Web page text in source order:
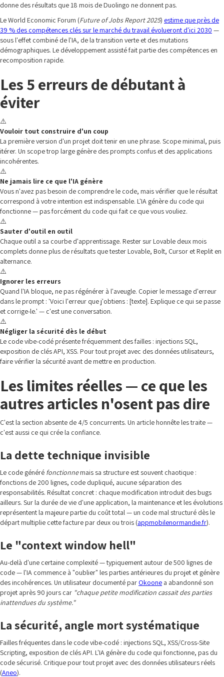
donne des résultats que 18 mois de Duolingo ne donnent pas.
Le World Economic Forum (Future of Jobs Report 2025) estime que près de
39 % des compétences clés sur le marché du travail évolueront d'ici 2030 —
sous l'effet combiné de l'IA, de la transition verte et des mutations
démographiques. Le développement assisté fait partie des compétences en
recomposition rapide.
Les 5 erreurs de débutant à
éviter
⚠️
Vouloir tout construire d'un coup
La première version d'un projet doit tenir en une phrase. Scope minimal, puis
itérer. Un scope trop large génère des prompts confus et des applications
incohérentes.
⚠️
Ne jamais lire ce que l'IA génère
Vous n'avez pas besoin de comprendre le code, mais vérifier que le résultat
correspond à votre intention est indispensable. L'IA génère du code qui
fonctionne — pas forcément du code qui fait ce que vous vouliez.
⚠️
Sauter d'outil en outil
Chaque outil a sa courbe d'apprentissage. Rester sur Lovable deux mois
complets donne plus de résultats que tester Lovable, Bolt, Cursor et Replit en
alternance.
⚠️
Ignorer les erreurs
Quand l'IA bloque, ne pas régénérer à l'aveugle. Copier le message d'erreur
dans le prompt : 'Voici l'erreur que j'obtiens : [texte]. Explique ce qui se passe
et corrige-le.' — c'est une conversation.
⚠️
Négliger la sécurité dès le début
Le code vibe-codé présente fréquemment des failles : injections SQL,
exposition de clés API, XSS. Pour tout projet avec des données utilisateurs,
faire vérifier la sécurité avant de mettre en production.
Les limites réelles — ce que les
autres articles n'osent pas dire
C'est la section absente de 4/5 concurrents. Un article honnête les traite —
c'est aussi ce qui crée la confiance.
La dette technique invisible
Le code généré fonctionnemais sa structure est souvent chaotique :
fonctions de 200 lignes, code dupliqué, aucune séparation des
responsabilités. Résultat concret : chaque modification introduit des bugs
ailleurs. Sur la durée de vie d'une application, la maintenance et les évolutions
représentent la majeure partie du coût total — un code mal structuré dès le
départ multiplie cette facture par deux ou trois (appmobilenormandie.fr).
Le "context window hell"
Au-delà d'une certaine complexité — typiquement autour de 500 lignes de
code — l'IA commence à "oublier" les parties antérieures du projet et génère
des incohérences. Un utilisateur documenté par Okoone a abandonné son
projet après 90 jours car "chaque petite modification cassait des parties
inattendues du système."
La sécurité, angle mort systématique
Failles fréquentes dans le code vibe-codé : injections SQL, XSS/Cross-Site
Scripting, exposition de clés API. L'IA génère du code qui fonctionne, pas du
code sécurisé. Critique pour tout projet avec des données utilisateurs réels
(Aneo).